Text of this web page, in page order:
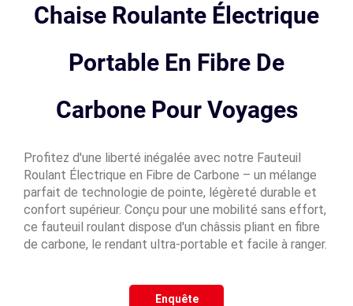
Chaise Roulante Électrique
Portable En Fibre De
Carbone Pour Voyages
Profitez d'une liberté inégalée avec notre Fauteuil
Roulant Électrique en Fibre de Carbone – un mélange
parfait de technologie de pointe, légèreté durable et
confort supérieur. Conçu pour une mobilité sans effort,
ce fauteuil roulant dispose d'un châssis pliant en fibre
de carbone, le rendant ultra-portable et facile à ranger.
Enquête